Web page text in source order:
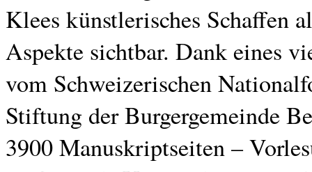
Klees künstlerisches Schaffen
Aspekte sichtbar. Dank eines
vom Schweizerischen
Stiftung der Burgergemeinde
3900 Manuskriptseiten –